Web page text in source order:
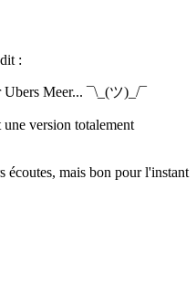
:
Meer... ¯⁠\⁠_⁠(⁠ツ⁠)⁠_⁠/⁠¯
version totalement
écoutes, mais bon pour l'instant